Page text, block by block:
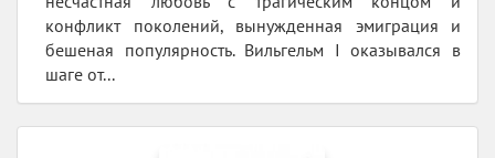
конфликт поколений, вынужденная эмиграция и
бешеная популярность. Вильгельм I оказывался в
шаге от...